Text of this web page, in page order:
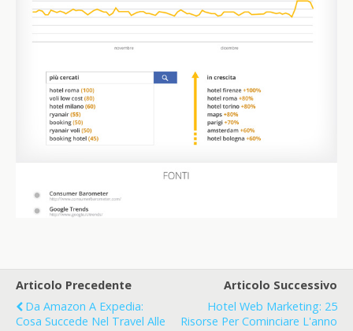
Articolo Precedente
Da Amazon A Expedia:
Cosa Succede Nel Travel Alle
Articolo Successivo
Hotel Web Marketing: 25
Risorse Per Cominciare L'anno